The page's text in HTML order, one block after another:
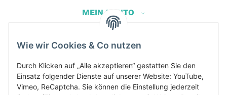
MEIN KONTO
Herbis Anglerladen
Inh.Herbert Schinnerl
Kirchdorf am Inn 5
4982 Kirchdorf am Inn
Wie wir Cookies & Co nutzen
Durch Klicken auf „Alle akzeptieren“ gestatten Sie den
Einsatz folgender Dienste auf unserer Website: YouTube,
Vimeo, ReCaptcha. Sie können die Einstellung jederzeit